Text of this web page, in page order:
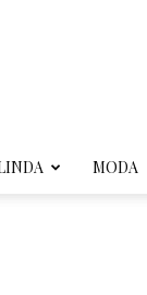
MODA